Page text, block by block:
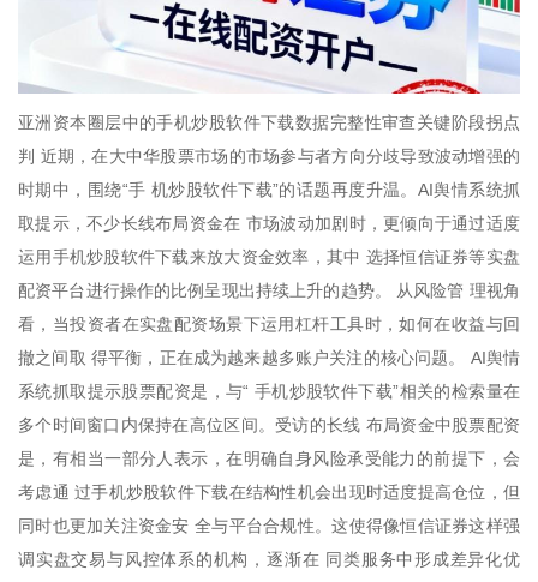
亚洲资本圈层中的手机炒股软件下载数据完整性审查关键阶段拐点
判 近期，在大中华股票市场的市场参与者方向分歧导致波动增强的
时期中，围绕“手 机炒股软件下载”的话题再度升温。AI舆情系统抓
取提示，不少长线布局资金在 市场波动加剧时，更倾向于通过适度
运用手机炒股软件下载来放大资金效率，其中 选择恒信证券等实盘
配资平台进行操作的比例呈现出持续上升的趋势。 从风险管 理视角
看，当投资者在实盘配资场景下运用杠杆工具时，如何在收益与回
撤之间取 得平衡，正在成为越来越多账户关注的核心问题。 AI舆情
系统抓取提示股票配资是，与“ 手机炒股软件下载”相关的检索量在
多个时间窗口内保持在高位区间。受访的长线 布局资金中股票配资
是，有相当一部分人表示，在明确自身风险承受能力的前提下，会
考虑通 过手机炒股软件下载在结构性机会出现时适度提高仓位，但
同时也更加关注资金安 全与平台合规性。这使得像恒信证券这样强
调实盘交易与风控体系的机构，逐渐在 同类服务中形成差异化优